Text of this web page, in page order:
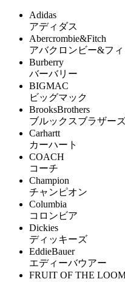
Adidas
アディダス
Abercrombie&Fitch
アバクロンビー&フ
Burberry
バーバリー
BIGMAC
ビッグマック
BrooksBrothers
ブルックスブラザー
Carhartt
カーハート
COACH
コーチ
Champion
チャンピオン
Columbia
コロンビア
Dickies
ディッキーズ
EddieBauer
エディーバウアー
FRUIT OF THE